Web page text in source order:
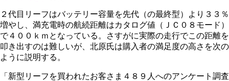
２代目リーフはバッテリー容量を先代（の最終型）より３３％
増やし、満充電時の航続距離はカタログ値（ＪＣ０８モード）
で４００ｋｍとなっている。さすがに実際の走行でこの距離を
叩き出すのは難しいが、北原氏は購入者の満足度の高さを次の
ように説明する。
「新型リーフを買われたお客さま４８９人へのアンケート調査